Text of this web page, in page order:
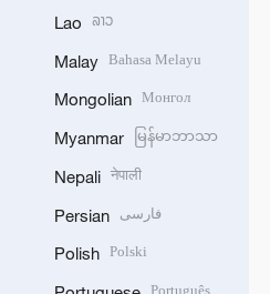
Lao ລາວ
Malay Bahasa Melayu
Mongolian Монгол
Myanmar မြန်မာဘာသာ
Nepali नेपाली
Persian فارسی
Polish Polski